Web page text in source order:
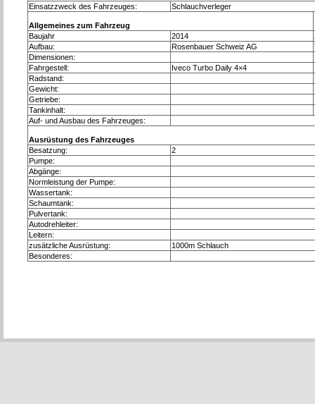
Einsatzzweck des Fahrzeuges:
Schlauchverleger
Allgemeines zum Fahrzeug
Baujahr
2014
Aufbau:
Rosenbauer Schweiz AG
Dimensionen:
Fahrgestell:
Iveco Turbo Daily 4×4
Radstand:
Gewicht:
Getriebe:
Tankinhalt:
Auf- und Ausbau des Fahrzeuges:
Ausrüstung des Fahrzeuges
Besatzung:
2
Pumpe:
Abgänge:
Normleistung der Pumpe:
Wassertank:
Schaumtank:
Pulvertank:
Autodrehleiter:
Leitern:
zusätzliche Ausrüstung:
1000m Schlauch
Besonderes: